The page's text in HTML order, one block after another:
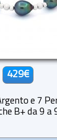
429€
e 7
B+ da 9 a